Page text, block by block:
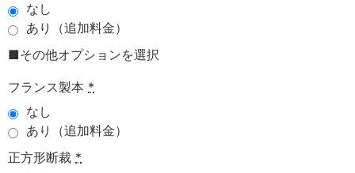
なし
あり（追加料金）
■その他オプションを選択
フランス製本 *
なし
あり（追加料金）
正方形断裁 *